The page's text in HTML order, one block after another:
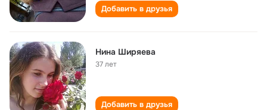
Добавить в друзья
Нина Ширяева
37 лет
Добавить в друзья